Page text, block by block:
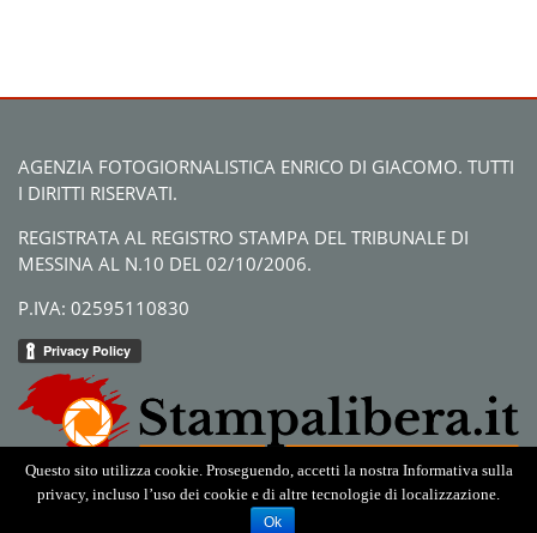
AGENZIA FOTOGIORNALISTICA ENRICO DI GIACOMO. TUTTI
I DIRITTI RISERVATI.
REGISTRATA AL REGISTRO STAMPA DEL TRIBUNALE DI
MESSINA AL N.10 DEL 02/10/2006.
P.IVA: 02595110830
Questo sito utilizza cookie. Proseguendo, accetti la nostra Informativa sulla
privacy, incluso l’uso dei cookie e di altre tecnologie di localizzazione.
Ok